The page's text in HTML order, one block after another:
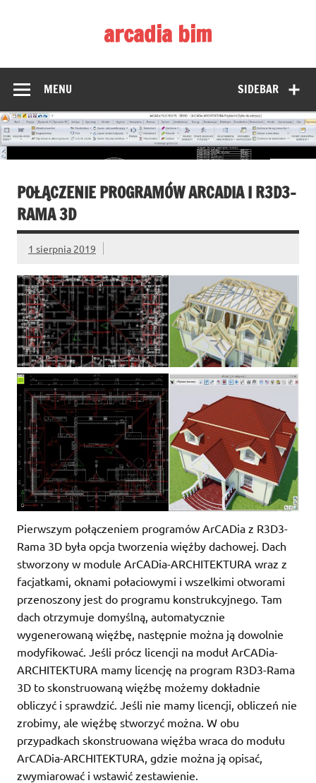
arcadia bim
SIDEBAR
MENU
POŁĄCZENIE PROGRAMÓW ARCADIA I R3D3-
RAMA 3D
1 sierpnia 2019
Pierwszym połączeniem programów ArCADia z R3D3-
Rama 3D była opcja tworzenia więźby dachowej. Dach
stworzony w module ArCADia-ARCHITEKTURA wraz z
facjatkami, oknami połaciowymi i wszelkimi otworami
przenoszony jest do programu konstrukcyjnego. Tam
dach otrzymuje domyślną, automatycznie
wygenerowaną więźbę, następnie można ją dowolnie
modyfikować. Jeśli prócz licencji na moduł ArCADia-
ARCHITEKTURA mamy licencję na program R3D3-Rama
3D to skonstruowaną więźbę możemy dokładnie
obliczyć i sprawdzić. Jeśli nie mamy licencji, obliczeń nie
zrobimy, ale więźbę stworzyć można. W obu
przypadkach skonstruowana więźba wraca do modułu
ArCADia-ARCHITEKTURA, gdzie można ją opisać,
zwymiarować i wstawić zestawienie.